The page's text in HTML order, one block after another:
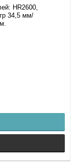
HR2600,
34,5 мм/